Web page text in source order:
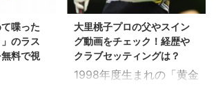
喋った
」のラス
料で視
大里桃子プロの父やスイン
グ動画をチェック！経歴や
クラブセッティングは？
1998年度生まれの「黄金